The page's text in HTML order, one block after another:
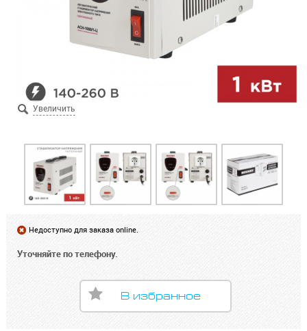
Недоступно для заказа online.
Уточняйте по телефону.
В избранное